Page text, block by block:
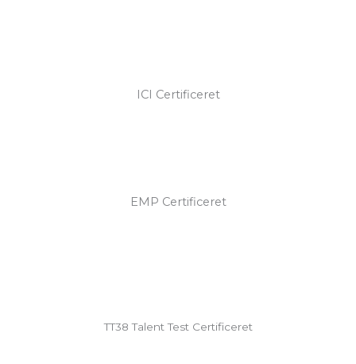
ICI Certificeret
EMP Certificeret
TT38 Talent Test Certificeret